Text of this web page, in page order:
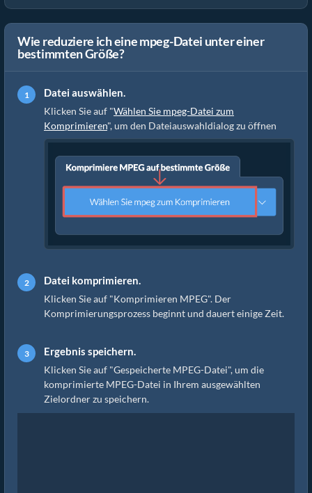
Wie reduziere ich eine mpeg-Datei unter einer
bestimmten Größe?
Datei auswählen.
Klicken Sie auf "Wählen Sie mpeg-Datei zum
Komprimieren", um den Dateiauswahldialog zu öffnen
Datei komprimieren.
Klicken Sie auf "Komprimieren MPEG". Der
Komprimierungsprozess beginnt und dauert einige Zeit.
Ergebnis speichern.
Klicken Sie auf "Gespeicherte MPEG-Datei", um die
komprimierte MPEG-Datei in Ihrem ausgewählten
Zielordner zu speichern.